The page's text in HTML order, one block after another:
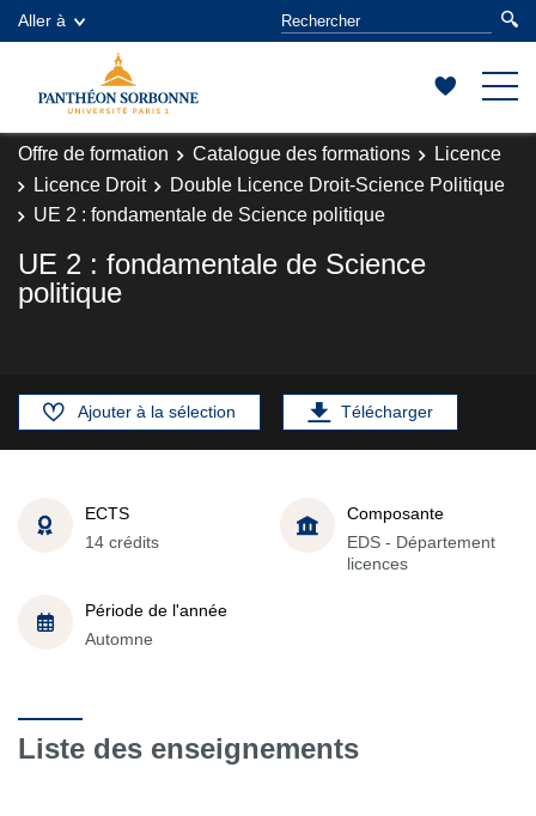
Aller à
Offre de formation Catalogue des formations
Licence
Licence Droit
Double Licence Droit-Science Politique
UE 2 : fondamentale de Science politique
UE 2 : fondamentale de Science
politique
Ajouter à la sélection Télécharger
ECTS
14 crédits
Composante
EDS - Département
licences
Période de l'année
Automne
Liste des enseignements